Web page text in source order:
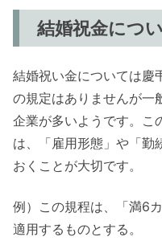
結婚祝金につ
結婚祝い金については慶
の規定はありませんが一
企業が多いようです。こ
は、「雇用形態」や「勤
おくことが大切です。
例）この規程は、「満6
適用するものとする。